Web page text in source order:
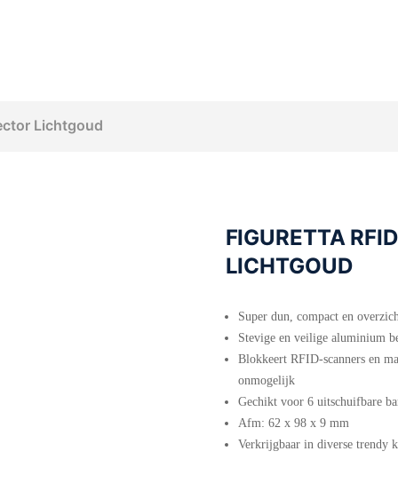
Lichtgoud
FIGURETTA
LICHTGOUD
Super dun, compact en
Stevige en veilige aluminium
Blokkeert RFID-scanners en
onmogelijk
Gechikt voor 6 uitschuifbare
Afm: 62 x 98 x 9 mm
Verkrijgbaar in diverse trendy